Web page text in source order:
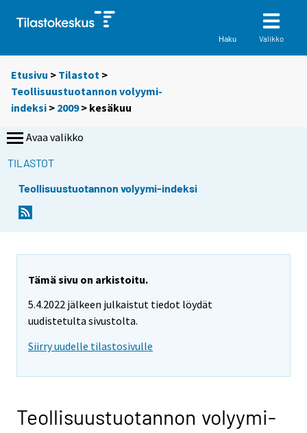
Haku Valikko
Etusivu > Tilastot >
Teollisuustuotannon volyymi-
indeksi > 2009> kesäkuu
Avaa valikko
TILASTOT
Teollisuustuotannon volyymi-indeksi
Tämä sivu on arkistoitu.
5.4.2022 jälkeen julkaistut tiedot löydät
uudistetulta sivustolta.
Siirry uudelle tilastosivulle
Teollisuustuotannon volyymi-